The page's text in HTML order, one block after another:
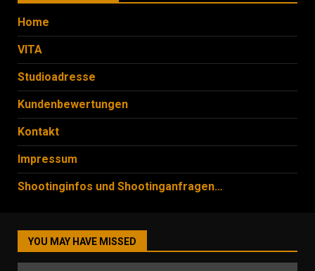
Home
VITA
Studioadresse
Kundenbewertungen
Kontakt
Impressum
Shootinginfos und Shootinganfragen…
YOU MAY HAVE MISSED